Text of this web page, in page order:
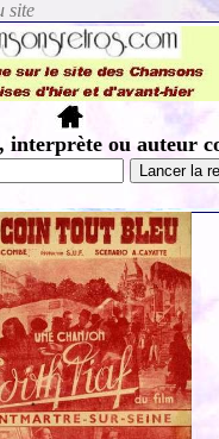
interprète ou auteur